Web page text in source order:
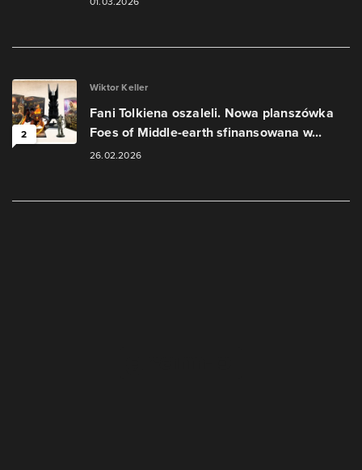
2
Wiktor Keller
Fani Tolkiena oszaleli. Nowa planszówka
Foes of Middle-earth sfinansowana w...
26.02.2026